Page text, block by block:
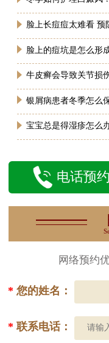
脸上长痘痘太难看 预
脸上的痘坑是怎么形
牛皮癣会导致关节损
银屑病患者冬季怎么
宝宝总是得湿疹怎么
电话预约
网络预约
*您的姓名：
*联系电话：